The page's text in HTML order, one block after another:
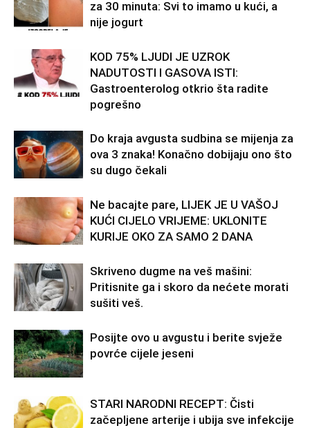
za 30 minuta: Svi to imamo u kući, a
nije jogurt
KOD 75% LJUDI JE UZROK
NADUTOSTI I GASOVA ISTI:
Gastroenterolog otkrio šta radite
pogrešno
Do kraja avgusta sudbina se mijenja za
ova 3 znaka! Konačno dobijaju ono što
su dugo čekali
Ne bacajte pare, LIJEK JE U VAŠOJ
KUĆI CIJELO VRIJEME: UKLONITE
KURIJE OKO ZA SAMO 2 DANA
Skriveno dugme na veš mašini:
Pritisnite ga i skoro da nećete morati
sušiti veš.
Posijte ovo u avgustu i berite svježe
povrće cijele jeseni
STARI NARODNI RECEPT: Čisti
začepljene arterije i ubija sve infekcije